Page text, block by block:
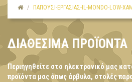
ΠΑΠΟΎΣΙ-ΕΡΓΑΣΊΑΣ-IL-MONDO-LOW-
ΔΙΑΘΈΣΙΜΑ ΠΡΟΪΌΝΤΑ
Περιηγηθείτε στο ηλεκτρονικό μας
προϊόντα μας όπως άρβυλα, στολές